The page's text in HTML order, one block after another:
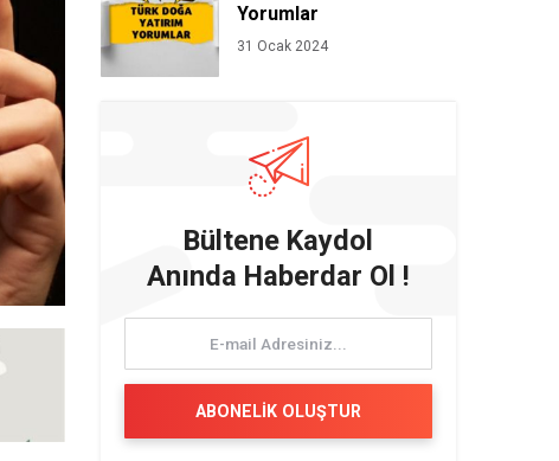
Yorumlar
31 Ocak 2024
Bültene Kaydol
Anında Haberdar Ol !
ABONELİK OLUŞTUR